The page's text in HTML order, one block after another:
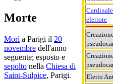
Cardinale
elettore
Eletto
Morte
Morì a Parigi il 20
novembre dell'anno
seguente; esposto e
sepolto nella Chiesa di
Saint-Sulpice, Parigi.